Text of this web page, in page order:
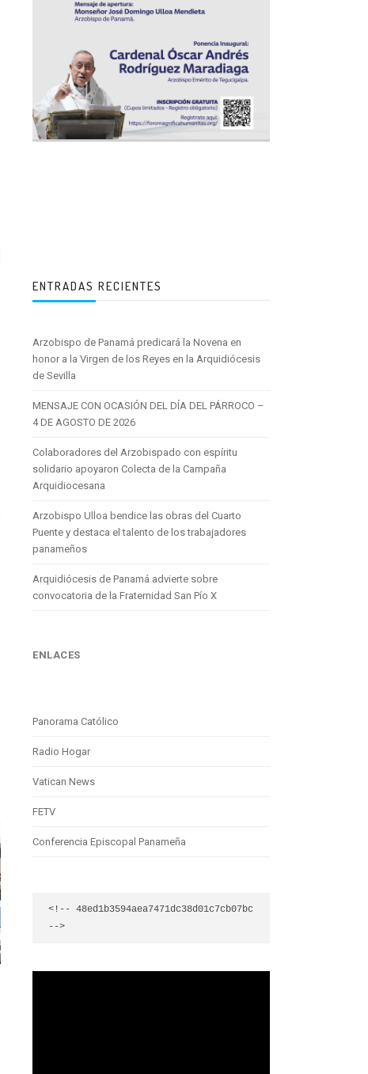
ENTRADAS RECIENTES
Arzobispo de Panamá predicará la Novena en
honor a la Virgen de los Reyes en la Arquidiócesis
de Sevilla
MENSAJE CON OCASIÓN DEL DÍA DEL PÁRROCO –
4 DE AGOSTO DE 2026
Colaboradores del Arzobispado con espíritu
solidario apoyaron Colecta de la Campaña
Arquidiocesana
Arzobispo Ulloa bendice las obras del Cuarto
Puente y destaca el talento de los trabajadores
panameños
Arquidiócesis de Panamá advierte sobre
convocatoria de la Fraternidad San Pío X
ENLACES
Panorama Católico
Radio Hogar
Vatican News
FETV
Conferencia Episcopal Panameña
<!-- 48ed1b3594aea7471dc38d01c7cb07bc
-->